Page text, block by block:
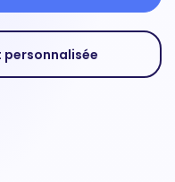
personnalisée